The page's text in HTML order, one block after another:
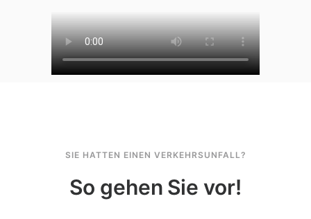
SIE HATTEN EINEN VERKEHRSUNFALL?
So gehen Sie vor!